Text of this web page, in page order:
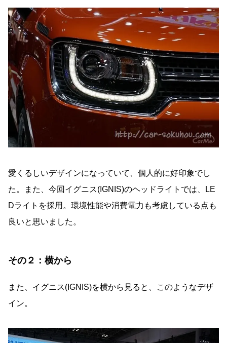
愛くるしいデザインになっていて、個人的に好印象でし
た。また、今回イグニス(IGNIS)のヘッドライトでは、LE
Dライトを採用。環境性能や消費電力も考慮している点も
良いと思いました。
その２：横から
また、イグニス(IGNIS)を横から見ると、このようなデザ
イン。